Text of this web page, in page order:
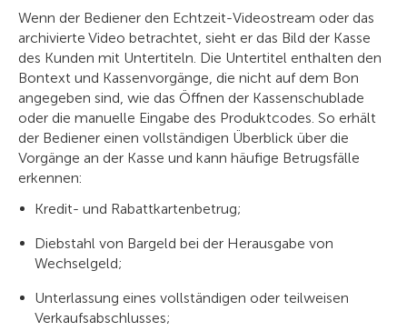
Wenn der Bediener den Echtzeit-Videostream oder das
archivierte Video betrachtet, sieht er das Bild der Kasse
des Kunden mit Untertiteln. Die Untertitel enthalten den
Bontext und Kassenvorgänge, die nicht auf dem Bon
angegeben sind, wie das Öffnen der Kassenschublade
oder die manuelle Eingabe des Produktcodes. So erhält
der Bediener einen vollständigen Überblick über die
Vorgänge an der Kasse und kann häufige Betrugsfälle
erkennen:
Kredit- und Rabattkartenbetrug;
Diebstahl von Bargeld bei der Herausgabe von
Wechselgeld;
Unterlassung eines vollständigen oder teilweisen
Verkaufsabschlusses;